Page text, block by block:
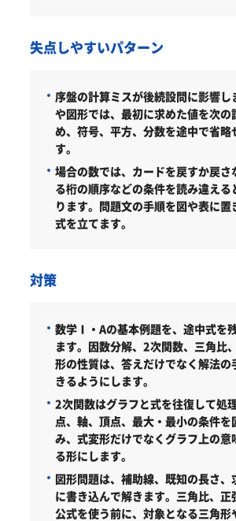
失点しやすいパターン
序盤の計算ミスが後続設問に影響
や図形では、最初に求めた値を次の
め、符号、平方、分数を途中で省略
す。
場合の数では、カードを戻すか戻さ
る桁の順序などの条件を読み違える
ります。問題文の手順を図や表に置
式を立てます。
対策
数学Ⅰ・Aの基本例題を、途中式を
ます。 因数分解、2次関数、三角比
形の性質は、答えだけでなく解法の
きるようにします。
2次関数はグラフと式を往復して処理
点、軸、頂点、最大・最小の条件を
み、式変形だけでなくグラフ上の意
る形にします。
図形問題は、補助線、既知の長さ、
に書き込んで解きます。 三角比、正
公式を使う前に、対象となる三角形